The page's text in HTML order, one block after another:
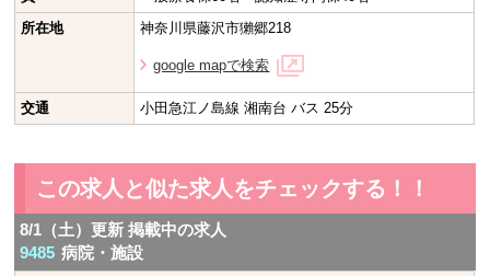
所在地
神奈川県藤沢市獺郷218
google mapで検索
交通 小田急江ノ島線 湘南台 バス 25分
この求人と似た求人をチェックする！！
8/1（土）更新 掲載中の求人
9485 病院・施設